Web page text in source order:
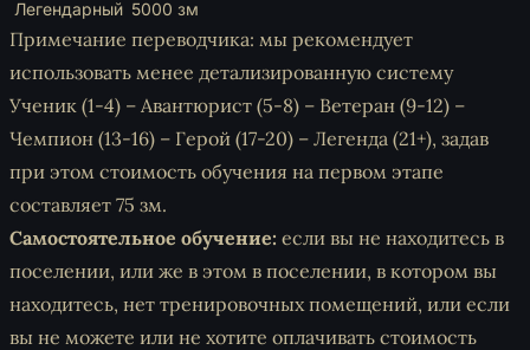
Легендарный 5000 зм
Примечание переводчика: мы рекомендует
использовать менее детализированную систему
Ученик (1-4) – Авантюрист (5-8) – Ветеран (9-12) –
Чемпион (13-16) – Герой (17-20) – Легенда (21+), задав
при этом стоимость обучения на первом этапе
составляет 75 зм.
Самостоятельное обучение: если вы не находитесь в
поселении, или же в этом в поселении, в котором вы
находитесь, нет тренировочных помещений, или если
вы не можете или не хотите оплачивать стоимость